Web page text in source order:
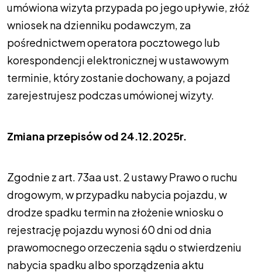
umówiona wizyta przypada po jego upływie, złóż
wniosek na dzienniku podawczym, za
pośrednictwem operatora pocztowego lub
korespondencji elektronicznej w ustawowym
terminie, który zostanie dochowany, a pojazd
zarejestrujesz podczas umówionej wizyty.
Zmiana przepisów od 24.12.2025r.
Zgodnie z art. 73aa ust. 2 ustawy Prawo o ruchu
drogowym, w przypadku nabycia pojazdu, w
drodze spadku termin na złożenie wniosku o
rejestrację pojazdu wynosi 60 dni od dnia
prawomocnego orzeczenia sądu o stwierdzeniu
nabycia spadku albo sporządzenia aktu